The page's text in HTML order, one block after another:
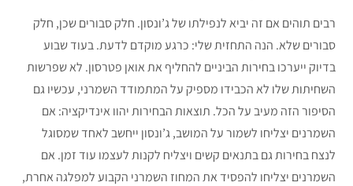
רבים תוהים אם זה יביא לנפילתו של ג’ונסון. חלק סבורים שכן, חלק
סבורים שלא. הנה התחזית שלי: כרגע מוקדם לדעת. בעוד שבוע
בדיוק ייערכו בחירות הביניים להחליף את אואן פטרסון. לא שפרשות
השחיתות שלו לא הכבידו מספיק על המתמודד השמרני, עכשיו גם
הסיפור הזה מעיב על הכל. תוצאות הבחירות יהוו אינדיקציה: אם
השמרנים יצליחו לשמור על המושב, ג’ונסון ייחשב לאחד שמסוגל
לנצח בחירות גם בתנאים קשים ויצליח לקנות לעצמו עוד זמן. אם
השמרנים יצליחו להפסיד את המחוז השמרני הקבוע למפלגה אחרת,